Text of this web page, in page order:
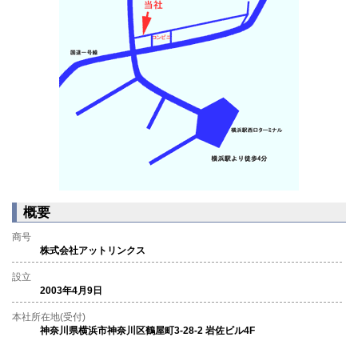
概要
商号
株式会社アットリンクス
設立
2003年4月9日
本社所在地(受付)
神奈川県横浜市神奈川区鶴屋町3-28-2 岩佐ビル4F